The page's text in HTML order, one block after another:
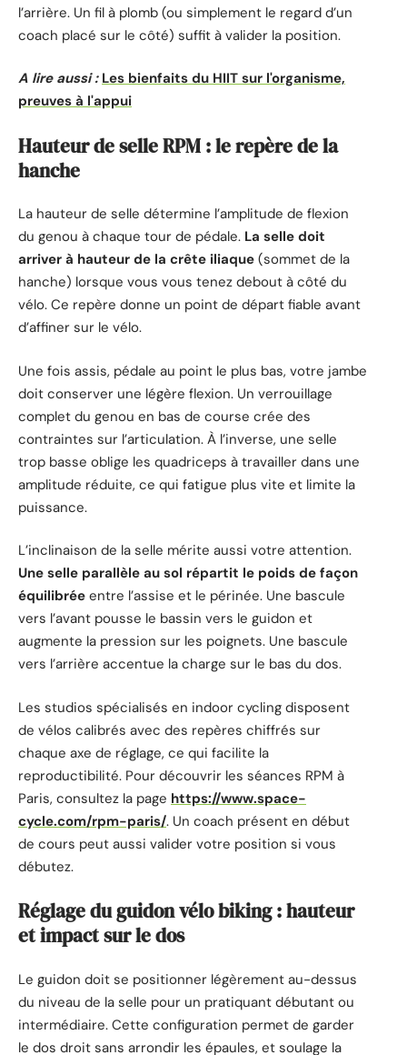
l’arrière. Un fil à plomb (ou simplement le regard d’un
coach placé sur le côté) suffit à valider la position.
A lire aussi : Les bienfaits du HIIT sur l'organisme,
preuves à l'appui
Hauteur de selle RPM : le repère de la
hanche
La hauteur de selle détermine l’amplitude de flexion
du genou à chaque tour de pédale. La selle doit
arriver à hauteur de la crête iliaque (sommet de la
hanche) lorsque vous vous tenez debout à côté du
vélo. Ce repère donne un point de départ fiable avant
d’affiner sur le vélo.
Une fois assis, pédale au point le plus bas, votre jambe
doit conserver une légère flexion. Un verrouillage
complet du genou en bas de course crée des
contraintes sur l’articulation. À l’inverse, une selle
trop basse oblige les quadriceps à travailler dans une
amplitude réduite, ce qui fatigue plus vite et limite la
puissance.
L’inclinaison de la selle mérite aussi votre attention.
Une selle parallèle au sol répartit le poids de façon
équilibrée entre l’assise et le périnée. Une bascule
vers l’avant pousse le bassin vers le guidon et
augmente la pression sur les poignets. Une bascule
vers l’arrière accentue la charge sur le bas du dos.
Les studios spécialisés en indoor cycling disposent
de vélos calibrés avec des repères chiffrés sur
chaque axe de réglage, ce qui facilite la
reproductibilité. Pour découvrir les séances RPM à
Paris, consultez la page https://www.space-
cycle.com/rpm-paris/. Un coach présent en début
de cours peut aussi valider votre position si vous
débutez.
Réglage du guidon vélo biking : hauteur
et impact sur le dos
Le guidon doit se positionner légèrement au-dessus
du niveau de la selle pour un pratiquant débutant ou
intermédiaire. Cette configuration permet de garder
le dos droit sans arrondir les épaules, et soulage la